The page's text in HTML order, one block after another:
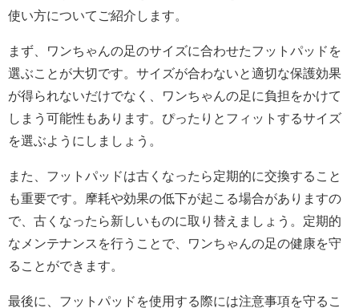
使い方についてご紹介します。
まず、ワンちゃんの足のサイズに合わせたフットパッドを
選ぶことが大切です。サイズが合わないと適切な保護効果
が得られないだけでなく、ワンちゃんの足に負担をかけて
しまう可能性もあります。ぴったりとフィットするサイズ
を選ぶようにしましょう。
また、フットパッドは古くなったら定期的に交換すること
も重要です。摩耗や効果の低下が起こる場合がありますの
で、古くなったら新しいものに取り替えましょう。定期的
なメンテナンスを行うことで、ワンちゃんの足の健康を守
ることができます。
最後に、フットパッドを使用する際には注意事項を守るこ